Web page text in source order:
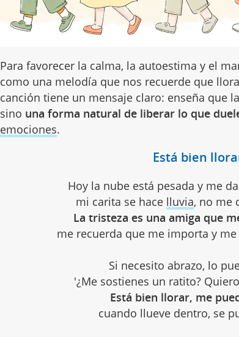
Para favorecer la calma, la autoestima y el
como una melodía que nos recuerde que
canción tiene un mensaje claro: enseña que
sino una forma natural de liberar lo que
emociones.
Está bien
Hoy la nube está pesada y me
mi carita se hace lluvia, no me
La tristeza es una amiga que
me recuerda que me importa y me
Si necesito abrazo, lo
'¿Me sostienes un ratito?
Está bien llorar, me
cuando llueve dentro, se